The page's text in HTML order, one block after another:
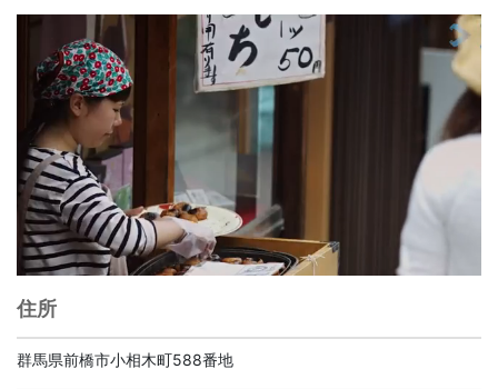
住所
群馬県前橋市小相木町588番地